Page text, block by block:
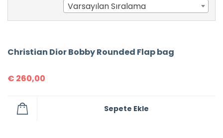
Varsayılan Sıralama
Christian Dior Bobby Rounded Flap bag
€ 260,00
Sepete Ekle